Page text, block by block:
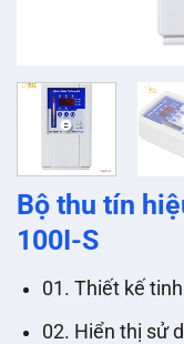
Bộ thu tín
100I-S
01. Thiết kế
02. Hiển thị sử